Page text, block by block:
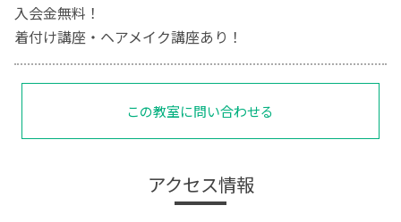
入会金無料！
着付け講座・ヘアメイク講座あり！
この教室に問い合わせる
アクセス情報